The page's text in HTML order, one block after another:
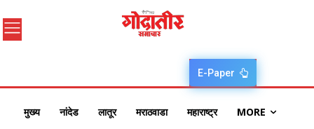
E-Paper
मुख्य नांदेड लातूर मराठवाडा महाराष्ट्र MORE